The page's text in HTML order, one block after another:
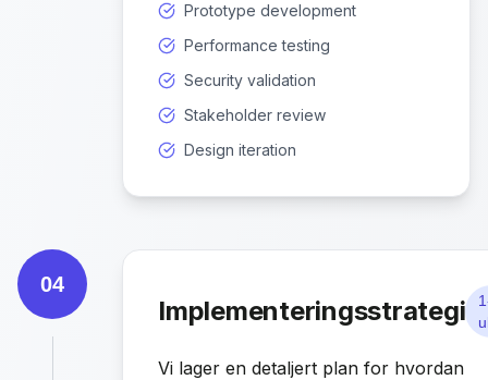
Prototype development
Performance testing
Security validation
Stakeholder review
Design iteration
04
Implementeringsstrategi
Vi lager en detaljert plan for hvordan